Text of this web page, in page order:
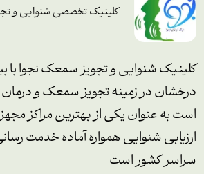
کلینیک تخصصی شنوایی و
درخشان در زمینه تجویز سمعک و
است به عنوان یکی از بهترین مراکز
ارزیابی شنوایی همواره آماده خدمت
سراسر کشور است